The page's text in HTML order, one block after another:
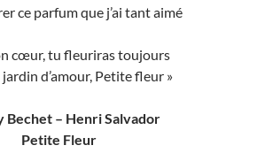
ce parfum que j’ai tant aimé
cœur, tu fleuriras toujours
d’amour, Petite fleur »
Bechet – Henri Salvador
Petite Fleur